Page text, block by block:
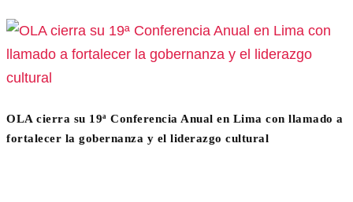
OLA cierra su 19ª Conferencia Anual en Lima con llamado a
fortalecer la gobernanza y el liderazgo cultural